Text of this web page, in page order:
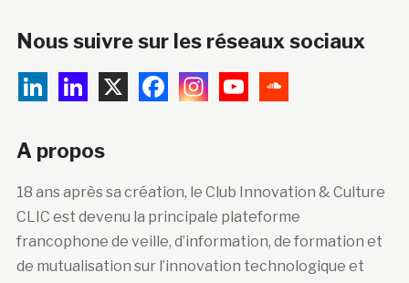
Nous suivre sur les réseaux sociaux
A propos
18 ans après sa création, le Club Innovation & Culture
CLIC est devenu la principale plateforme
francophone de veille, d’information, de formation et
de mutualisation sur l’innovation technologique et